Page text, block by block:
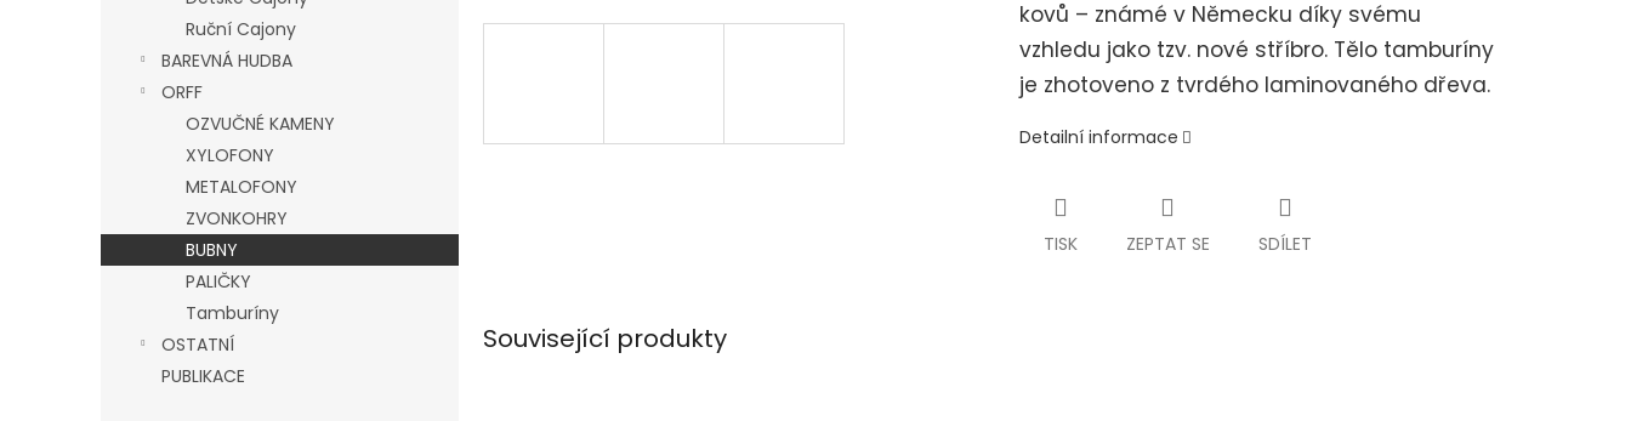
Ruční Cajony
BAREVNÁ HUDBA
ORFF
OZVUČNÉ KAMENY
XYLOFONY
METALOFONY
ZVONKOHRY
BUBNY
PALIČKY
Tamburíny
OSTATNÍ
PUBLIKACE
kovů – známé v Německu díky svému
vzhledu jako tzv. nové stříbro. Tělo tamburíny
je zhotoveno z tvrdého laminovaného dřeva.
Detailní informace
TISK ZEPTAT SE SDÍLET
Související produkty